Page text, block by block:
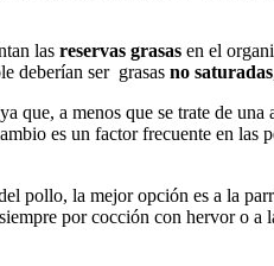
las reservas grasas en el
deberían ser grasas no saturadas
que, a menos que se trate de
es un factor frecuente en las
pollo, la mejor opción es a la
por cocción con hervor o a